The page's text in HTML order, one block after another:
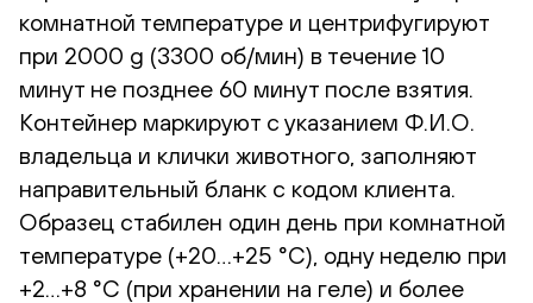
комнатной температуре и центрифугируют
при 2000 g (3300 об/мин) в течение 10
минут не позднее 60 минут после взятия.
Контейнер маркируют с указанием Ф.И.О.
владельца и клички животного, заполняют
направительный бланк с кодом клиента.
Образец стабилен один день при комнатной
температуре (+20…+25 °С), одну неделю при
+2…+8 °С (при хранении на геле) и более